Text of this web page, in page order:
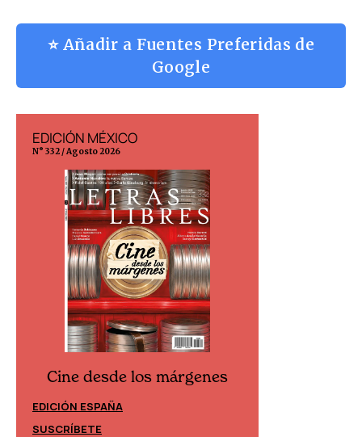
⭐ Añadir a Fuentes Preferidas de
Google
EDICIÓN MÉXICO
N° 332 / Agosto 2026
Cine desde los márgenes
EDICIÓN ESPAÑA
SUSCRÍBETE